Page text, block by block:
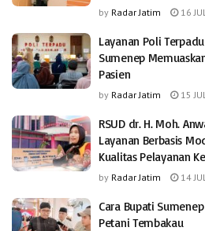
by Radar Jatim 16
Layanan Poli
Sumenep
Pasien
by Radar Jatim 15
RSUD dr. H. Moh.
Layanan Berbasis
Kualitas Pelayanan
by Radar Jatim 14
Cara Bupati
Petani Tembakau